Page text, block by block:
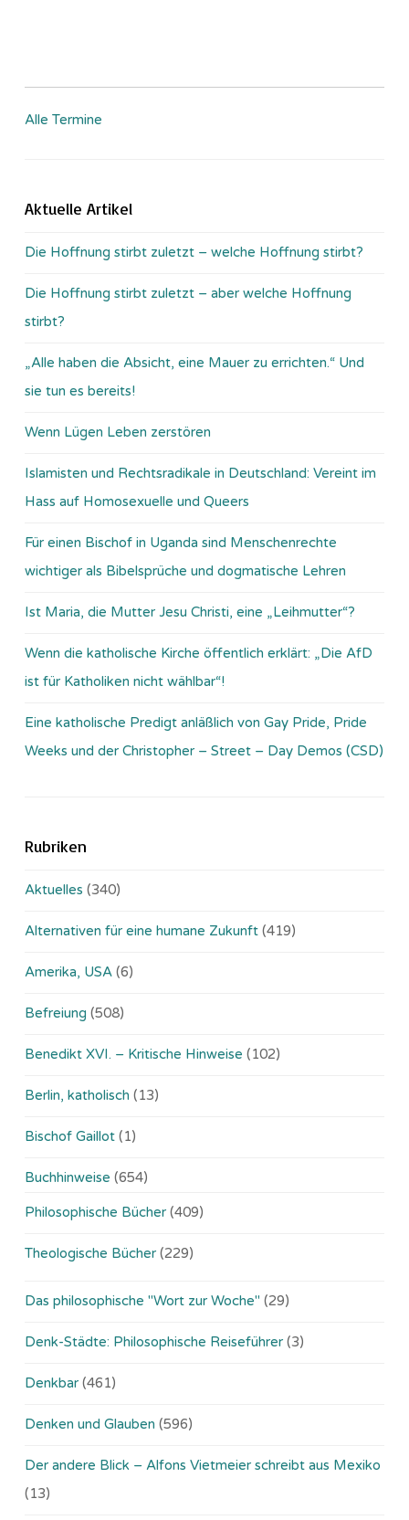
Alle Termine
Aktuelle Artikel
Die Hoffnung stirbt zuletzt – welche Hoffnung stirbt?
Die Hoffnung stirbt zuletzt – aber welche Hoffnung
stirbt?
„Alle haben die Absicht, eine Mauer zu errichten.“ Und
sie tun es bereits!
Wenn Lügen Leben zerstören
Islamisten und Rechtsradikale in Deutschland: Vereint im
Hass auf Homosexuelle und Queers
Für einen Bischof in Uganda sind Menschenrechte
wichtiger als Bibelsprüche und dogmatische Lehren
Ist Maria, die Mutter Jesu Christi, eine „Leihmutter“?
Wenn die katholische Kirche öffentlich erklärt: „Die AfD
ist für Katholiken nicht wählbar“!
Eine katholische Predigt anläßlich von Gay Pride, Pride
Weeks und der Christopher – Street – Day Demos (CSD)
Rubriken
Aktuelles (340)
Alternativen für eine humane Zukunft (419)
Amerika, USA (6)
Befreiung (508)
Benedikt XVI. – Kritische Hinweise (102)
Berlin, katholisch (13)
Bischof Gaillot (1)
Buchhinweise (654)
Philosophische Bücher (409)
Theologische Bücher (229)
Das philosophische "Wort zur Woche" (29)
Denk-Städte: Philosophische Reiseführer (3)
Denkbar (461)
Denken und Glauben (596)
Der andere Blick – Alfons Vietmeier schreibt aus Mexiko
(13)